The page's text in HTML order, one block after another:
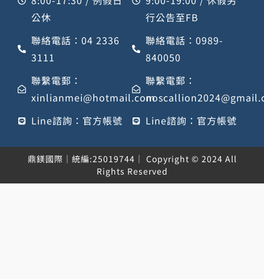
公休
聯絡電話：04 2336
3111
聯繫電郵：
xinlianmei@hotmail.com
Line諮詢：官方帳號
行公告至FB
聯絡電話：0989-
840050
聯繫電郵：
Line諮詢：官方帳號
鼎鎂國際｜統編:25019744｜ Copyright © 2024 All
Rights Reserved